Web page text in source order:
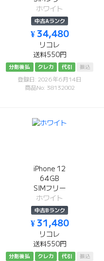
ホワイト
中古Aランク
¥ 34,480
リコレ
送料550円
分割後払 クレカ 代引 振込
登録日: 2026年6月14日
商品No: 38132002
iPhone 12
64GB
SIMフリー
ホワイト
中古Bランク
¥ 31,480
リコレ
送料550円
分割後払 クレカ 代引 振込